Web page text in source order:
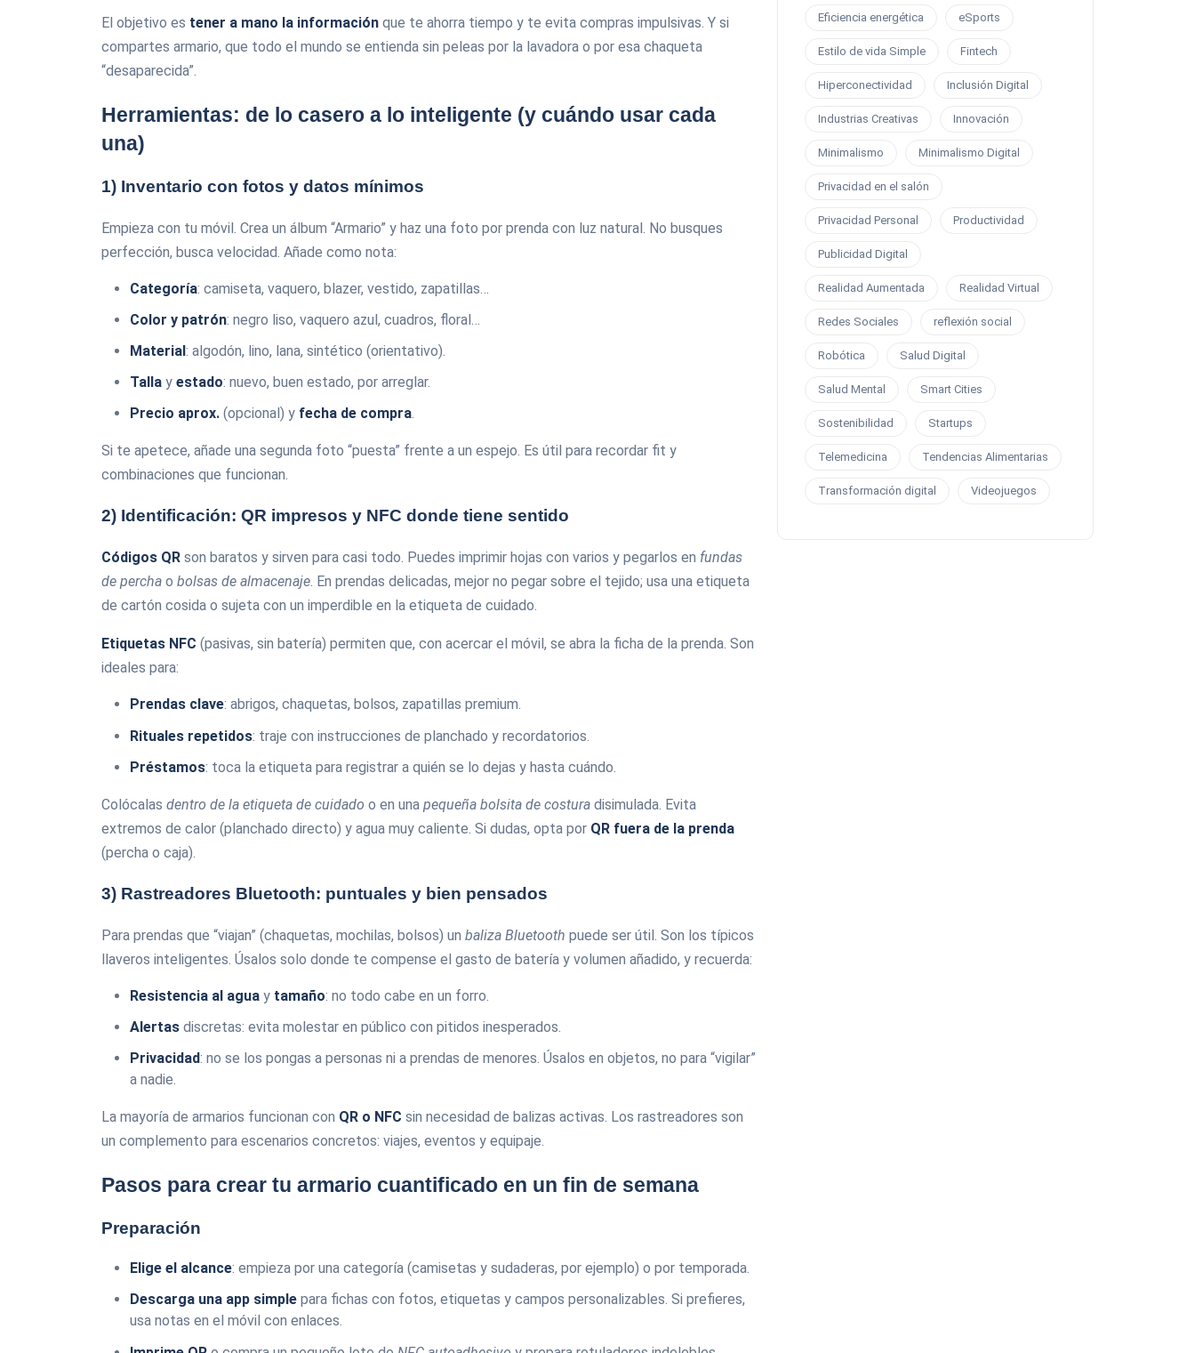
El objetivo es tener a mano la información que te ahorra tiempo y te evita compras impulsivas. Y si
compartes armario, que todo el mundo se entienda sin peleas por la lavadora o por esa chaqueta
“desaparecida”.
Herramientas: de lo casero a lo inteligente (y cuándo usar cada
una)
1) Inventario con fotos y datos mínimos
Empieza con tu móvil. Crea un álbum “Armario” y haz una foto por prenda con luz natural. No busques
perfección, busca velocidad. Añade como nota:
Categoría: camiseta, vaquero, blazer, vestido, zapatillas…
Color y patrón: negro liso, vaquero azul, cuadros, floral…
Material: algodón, lino, lana, sintético (orientativo).
Talla y estado: nuevo, buen estado, por arreglar.
Precio aprox. (opcional) y fecha de compra.
Si te apetece, añade una segunda foto “puesta” frente a un espejo. Es útil para recordar fit y
combinaciones que funcionan.
2) Identificación: QR impresos y NFC donde tiene sentido
Códigos QR son baratos y sirven para casi todo. Puedes imprimir hojas con varios y pegarlos en fundas
de percha o bolsas de almacenaje. En prendas delicadas, mejor no pegar sobre el tejido; usa una etiqueta
de cartón cosida o sujeta con un imperdible en la etiqueta de cuidado.
Etiquetas NFC (pasivas, sin batería) permiten que, con acercar el móvil, se abra la ficha de la prenda. Son
ideales para:
Prendas clave: abrigos, chaquetas, bolsos, zapatillas premium.
Rituales repetidos: traje con instrucciones de planchado y recordatorios.
Préstamos: toca la etiqueta para registrar a quién se lo dejas y hasta cuándo.
Colócalas dentro de la etiqueta de cuidado o en una pequeña bolsita de costura disimulada. Evita
extremos de calor (planchado directo) y agua muy caliente. Si dudas, opta por QR fuera de la prenda
(percha o caja).
3) Rastreadores Bluetooth: puntuales y bien pensados
Para prendas que “viajan” (chaquetas, mochilas, bolsos) un baliza Bluetooth puede ser útil. Son los típicos
llaveros inteligentes. Úsalos solo donde te compense el gasto de batería y volumen añadido, y recuerda:
Resistencia al agua y tamaño: no todo cabe en un forro.
Alertas discretas: evita molestar en público con pitidos inesperados.
Privacidad: no se los pongas a personas ni a prendas de menores. Úsalos en objetos, no para “vigilar”
a nadie.
La mayoría de armarios funcionan con QR o NFC sin necesidad de balizas activas. Los rastreadores son
un complemento para escenarios concretos: viajes, eventos y equipaje.
Pasos para crear tu armario cuantificado en un fin de semana
Preparación
Elige el alcance: empieza por una categoría (camisetas y sudaderas, por ejemplo) o por temporada.
Descarga una app simple para fichas con fotos, etiquetas y campos personalizables. Si prefieres,
usa notas en el móvil con enlaces.
Eficiencia energética eSports
Estilo de vida Simple Fintech
Hiperconectividad Inclusión Digital
Industrias Creativas Innovación
Minimalismo Minimalismo Digital
Privacidad en el salón
Privacidad Personal Productividad
Publicidad Digital
Realidad Aumentada Realidad Virtual
Redes Sociales reflexión social
Robótica Salud Digital
Salud Mental Smart Cities
Sostenibilidad Startups
Telemedicina Tendencias Alimentarias
Transformación digital Videojuegos